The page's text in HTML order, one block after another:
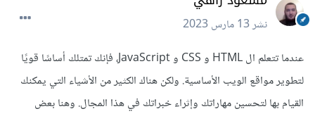
نشر13 مارس 2023
عندما تتعلم ال HTML و CSS و JavaScript، فإنك تمتلك أساسًا قويًا
لتطوير مواقع الويب الأساسية. ولكن هناك الكثير من الأشياء التي يمكنك
القيام بها لتحسين مهاراتك وإثراء خبراتك في هذا المجال. وهنا بعض